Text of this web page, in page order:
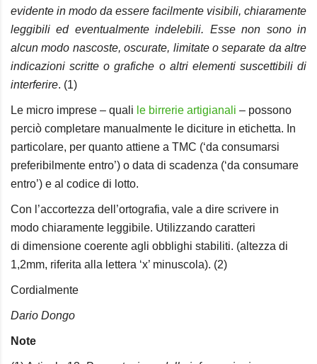
evidente in modo da essere facilmente visibili, chiaramente
leggibili ed eventualmente indelebili. Esse non sono in
alcun modo nascoste, oscurate, limitate o separate da altre
indicazioni scritte o grafiche o altri elementi suscettibili di
interferire. (1)
Le micro imprese – quali le birrerie artigianali – possono
perciò completare manualmente le diciture in etichetta. In
particolare, per quanto attiene a TMC (‘da consumarsi
preferibilmente entro’) o data di scadenza (‘da consumare
entro’) e al codice di lotto.
Con l’accortezza dell’ortografia, vale a dire scrivere in
modo chiaramente leggibile. Utilizzando caratteri
di dimensione coerente agli obblighi stabiliti. (altezza di
1,2mm, riferita alla lettera ‘x’ minuscola). (2)
Cordialmente
Dario Dongo
Note